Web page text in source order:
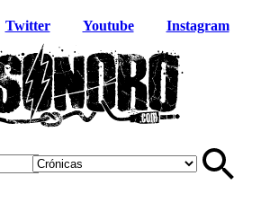
Twitter Youtube Instagram